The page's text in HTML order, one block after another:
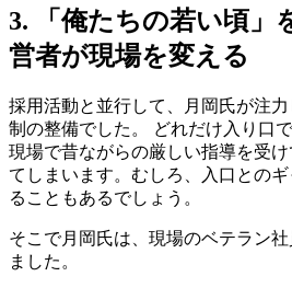
3. 「俺たちの若い頃」
営者が現場を変える
採用活動と並行して、月岡氏が注
制の整備でした。 どれだけ入り口
現場で昔ながらの厳しい指導を受
てしまいます。むしろ、入口との
ることもあるでしょう。
そこで月岡氏は、現場のベテラン
ました。